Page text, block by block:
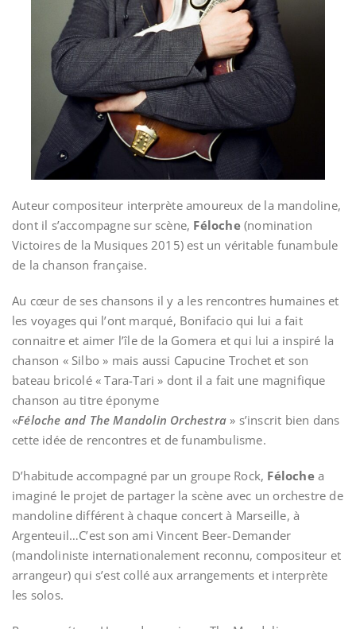
Auteur compositeur interprète amoureux de la mandoline,
dont il s’accompagne sur scène, Féloche(nomination
Victoires de la Musiques 2015) est un véritable funambule
de la chanson française.
Au cœur de ses chansons il y a les rencontres humaines et
les voyages qui l’ont marqué, Bonifacio qui lui a fait
connaitre et aimer l’île de la Gomera et qui lui a inspiré la
chanson « Silbo » mais aussi Capucine Trochet et son
bateau bricolé « Tara-Tari » dont il a fait une magnifique
chanson au titre éponyme
«Féloche and The Mandolin Orchestra » s’inscrit bien dans
cette idée de rencontres et de funambulisme.
D’habitude accompagné par un groupe Rock, Félochea
imaginé le projet de partager la scène avec un orchestre de
mandoline différent à chaque concert à Marseille, à
Argenteuil…C’est son ami Vincent Beer-Demander
(mandoliniste internationalement reconnu, compositeur et
arrangeur) qui s’est collé aux arrangements et interprète
les solos.